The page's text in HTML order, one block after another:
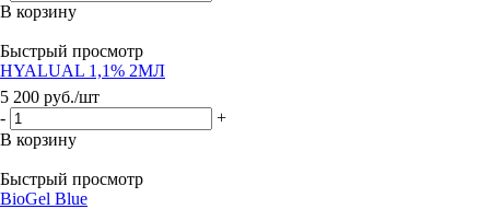
В корзину
Быстрый просмотр
HYALUAL 1,1% 2МЛ
5 200 руб./шт
-
+
В корзину
Быстрый просмотр
BioGel Blue